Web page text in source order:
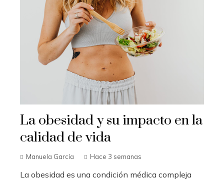
La obesidad y su impacto en la
calidad de vida
Manuela García Hace 3 semanas
La obesidad es una condición médica compleja